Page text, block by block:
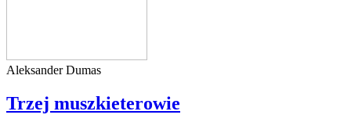
Aleksander Dumas
Trzej muszkieterowie